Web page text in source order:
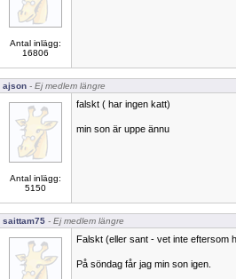
Antal inlägg:
16806
ajson - Ej medlem längre
Antal inlägg:
5150
falskt ( har ingen katt)
min son är uppe ännu
saittam75 - Ej medlem längre
Falskt (eller sant - vet inte eftersom
På söndag får jag min son igen.